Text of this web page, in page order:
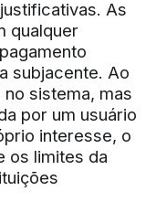
As
qualquer
subjacente. Ao
sistema, mas
por um usuário
interesse, o
os limites da